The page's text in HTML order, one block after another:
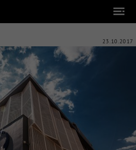
23.10.2017